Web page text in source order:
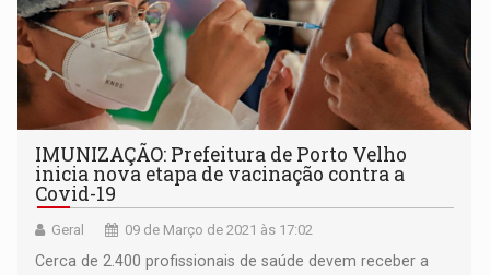
IMUNIZAÇÃO: Prefeitura de Porto Velho
inicia nova etapa de vacinação contra a
Covid-19
Geral 09 de Março de 2021 às 17:02
Cerca de 2.400 profissionais de saúde devem receber a